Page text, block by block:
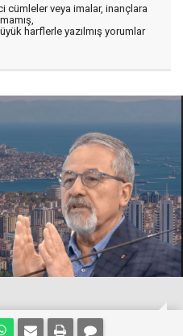
cümleler veya imalar, inançlara
harflerle yazılmış yorumlar